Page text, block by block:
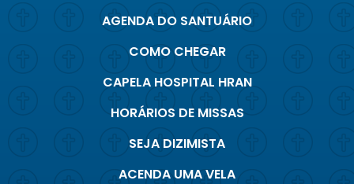
AGENDA DO SANTUÁRIO
COMO CHEGAR
CAPELA HOSPITAL HRAN
HORÁRIOS DE MISSAS
SEJA DIZIMISTA
ACENDA UMA VELA